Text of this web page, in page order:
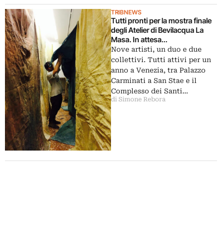
TRIBNEWS
Tutti pronti per la mostra finale
degli Atelier di Bevilacqua La
Masa. In attesa
dell’inaugurazione in San
Marco, Artribune vi regala le
prime immagini dal backstage e
l’elenco dei nuovi selezionati
Nove artisti, un duo e due
collettivi. Tutti attivi per un
anno a Venezia, tra Palazzo
Carminati a San Stae e il
Complesso dei Santi…
di Simone Rebora